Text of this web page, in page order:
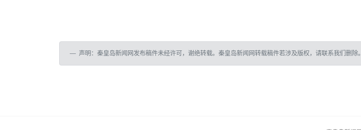
声明：秦皇岛新闻网发布稿件未经许可，谢绝转载。秦皇岛新闻网转载稿件若涉及版权，请联系我们删除。